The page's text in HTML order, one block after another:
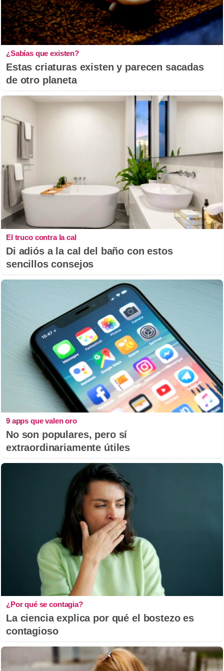
¿Sabías que existen?
Estas criaturas existen y parecen sacadas
de otro planeta
El truco contra la cal
Di adiós a la cal del baño con estos
sencillos consejos
9 apps que valen oro
No son populares, pero sí
extraordinariamente útiles
¿Por qué se contagia?
La ciencia explica por qué el bostezo es
contagioso